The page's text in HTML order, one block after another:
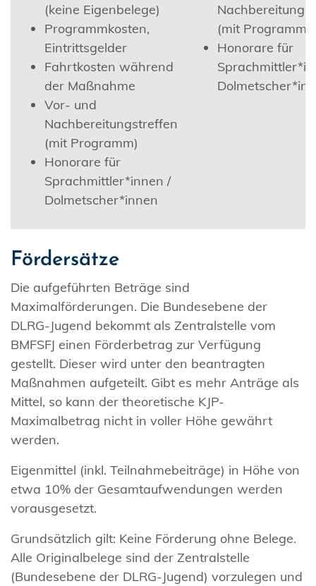
(keine Eigenbelege)
Programmkosten,
Eintrittsgelder
Fahrtkosten während
der Maßnahme
Vor- und
Nachbereitungstreffen
(mit Programm)
Honorare für
Sprachmittler*innen /
Dolmetscher*innen
(mit Programm)
Honorare für
Fördersätze
Die aufgeführten Beträge sind
Maximalförderungen. Die Bundesebene der
DLRG-Jugend bekommt als Zentralstelle vom
BMFSFJ einen Förderbetrag zur Verfügung
gestellt. Dieser wird unter den beantragten
Maßnahmen aufgeteilt. Gibt es mehr Anträge als
Mittel, so kann der theoretische KJP-
Maximalbetrag nicht in voller Höhe gewährt
werden.
Eigenmittel (inkl. Teilnahmebeiträge) in Höhe von
etwa 10% der Gesamtaufwendungen werden
vorausgesetzt.
Grundsätzlich gilt: Keine Förderung ohne Belege.
Alle Originalbelege sind der Zentralstelle
(Bundesebene der DLRG-Jugend) vorzulegen und